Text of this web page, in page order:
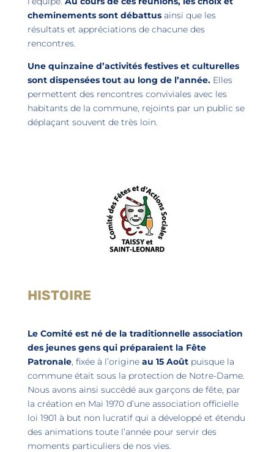
cheminements sont débattusainsi que les
résultats et appréciations de chacune des
rencontres.
Une quinzaine d’activités festives et culturelles
sont dispensées tout au long de l’année.Elles
permettent des rencontres conviviales avec les
habitants de la commune, rejoints par un public se
déplaçant souvent de très loin.
HISTOIRE
Le Comité est né de la traditionnelle association
des jeunes gens qui préparaient la Fête
Patronale, fixée à l’origine au 15 Aoûtpuisque la
commune était sous la protection de Notre-Dame.
Nous avons ainsi succédé aux garçons de fête, par
la création en Mai 1970 d’une association officielle
loi 1901 à but non lucratif qui a développé et étendu
des animations toute l’année pour servir des
moments particuliers de nos vies.